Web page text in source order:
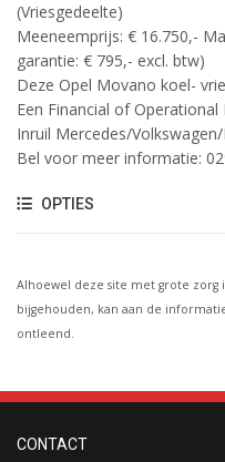
(Vriesgedeelte)
Meeneemprijs: € 16.750,-
garantie: € 795,- excl. btw)
Deze Opel Movano koel-
Een Financial of Operational
Inruil Mercedes/
Bel voor meer informatie:
OPTIES
Alhoewel deze site met grote zorg
bijgehouden, kan aan de
ontleend.
CONTACT